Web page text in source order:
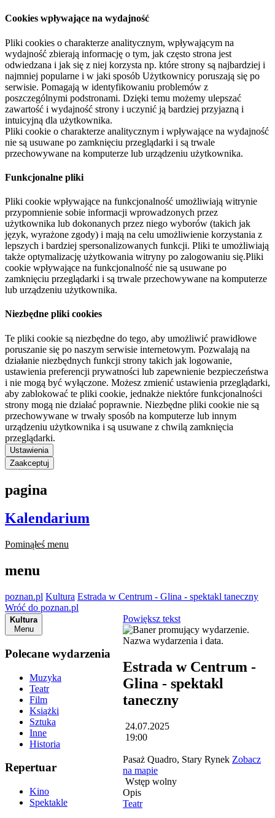
Cookies wpływające na wydajność
Pliki cookies o charakterze analitycznym, wpływającym na
wydajność zbierają informację o tym, jak często strona jest
odwiedzana i jak się z niej korzysta np. które strony są najbardziej i
najmniej popularne i w jaki sposób Użytkownicy poruszają się po
serwisie. Pomagają w identyfikowaniu problemów z
poszczególnymi podstronami. Dzięki temu możemy ulepszać
zawartość i wydajność strony i uczynić ją bardziej przyjazną i
intuicyjną dla użytkownika.
Pliki cookie o charakterze analitycznym i wpływające na wydajność
nie są usuwane po zamknięciu przeglądarki i są trwale
przechowywane na komputerze lub urządzeniu użytkownika.
Funkcjonalne pliki
Pliki cookie wpływające na funkcjonalność umożliwiają witrynie
przypomnienie sobie informacji wprowadzonych przez
użytkownika lub dokonanych przez niego wyborów (takich jak
język, wyrażone zgody) i mają na celu umożliwienie korzystania z
lepszych i bardziej spersonalizowanych funkcji. Pliki te umożliwiają
także optymalizację użytkowania witryny po zalogowaniu się.Pliki
cookie wpływające na funkcjonalność nie są usuwane po
zamknięciu przeglądarki i są trwale przechowywane na komputerze
lub urządzeniu użytkownika.
Niezbędne pliki cookies
Te pliki cookie są niezbędne do tego, aby umożliwić prawidłowe
poruszanie się po naszym serwisie internetowym. Pozwalają na
działanie niezbędnych funkcji strony takich jak logowanie,
ustawienia preferencji prywatności lub zapewnienie bezpieczeństwa
i nie mogą być wyłączone. Możesz zmienić ustawienia przeglądarki,
aby zablokować te pliki cookie, jednakże niektóre funkcjonalności
strony mogą nie działać poprawnie. Niezbędne pliki cookie nie są
przechowywane w trwały sposób na komputerze lub innym
urządzeniu użytkownika i są usuwane z chwilą zamknięcia
przeglądarki.
Ustawienia
Zaakceptuj
pagina
Kalendarium
Pominąłeś menu
menu
poznan.pl Kultura Estrada w Centrum - Glina - spektakl taneczny
Wróć do poznan.pl
Kultura
Menu
Polecane wydarzenia
Muzyka
Teatr
Film
Książki
Sztuka
Inne
Historia
Repertuar
Kino
Spektakle
Powiększ tekst
Estrada w Centrum -
Glina - spektakl
taneczny
24.07.2025
19:00
Pasaż Quadro, Stary Rynek Zobacz
na mapie
Wstęp wolny
Opis
Teatr